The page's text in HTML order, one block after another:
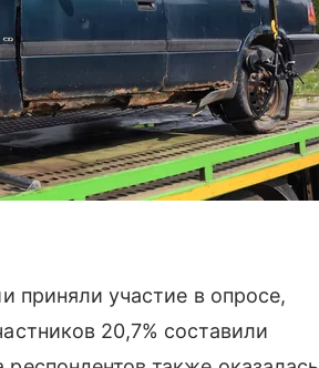
приняли участие в опросе,
20,7% составили